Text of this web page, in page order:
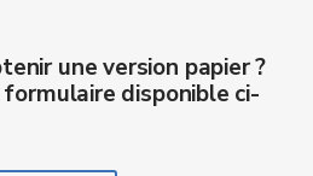
une version papier ?
disponible ci-